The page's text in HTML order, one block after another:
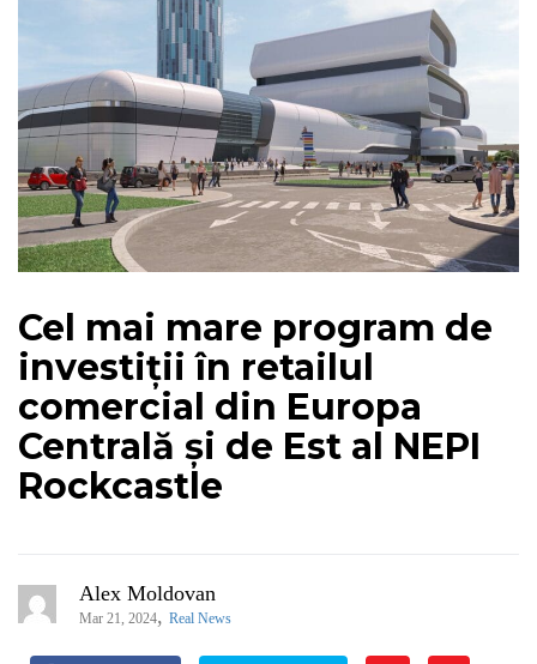
Cel mai mare program de
investiții în retailul
comercial din Europa
Centrală și de Est al NEPI
Rockcastle
Alex Moldovan
Mar 21, 2024, Real News